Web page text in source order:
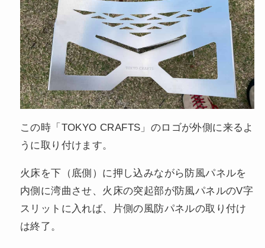
この時「TOKYO CRAFTS」のロゴが外側に来るよ
うに取り付けます。
火床を下（底側）に押し込みながら防風パネルを
内側に湾曲させ、火床の突起部が防風パネルのV字
スリットに入れば、片側の風防パネルの取り付け
は終了。